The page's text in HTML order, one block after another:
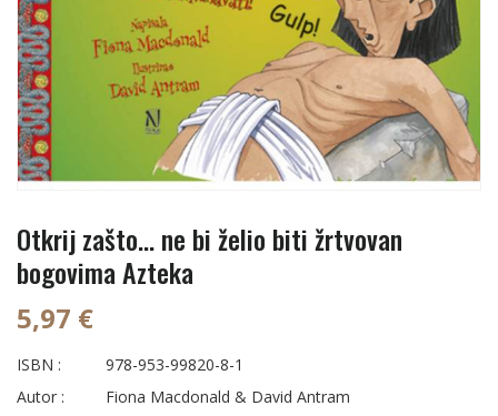
Otkrij zašto... ne bi želio biti žrtvovan
bogovima Azteka
5,97 €
ISBN :
978-953-99820-8-1
Autor :
Fiona Macdonald & David Antram